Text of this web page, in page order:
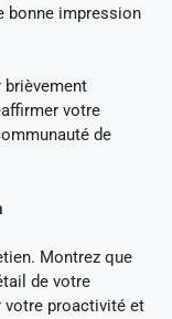
bonne impression
brièvement
votre
de
Montrez que
de votre
votre proactivité et